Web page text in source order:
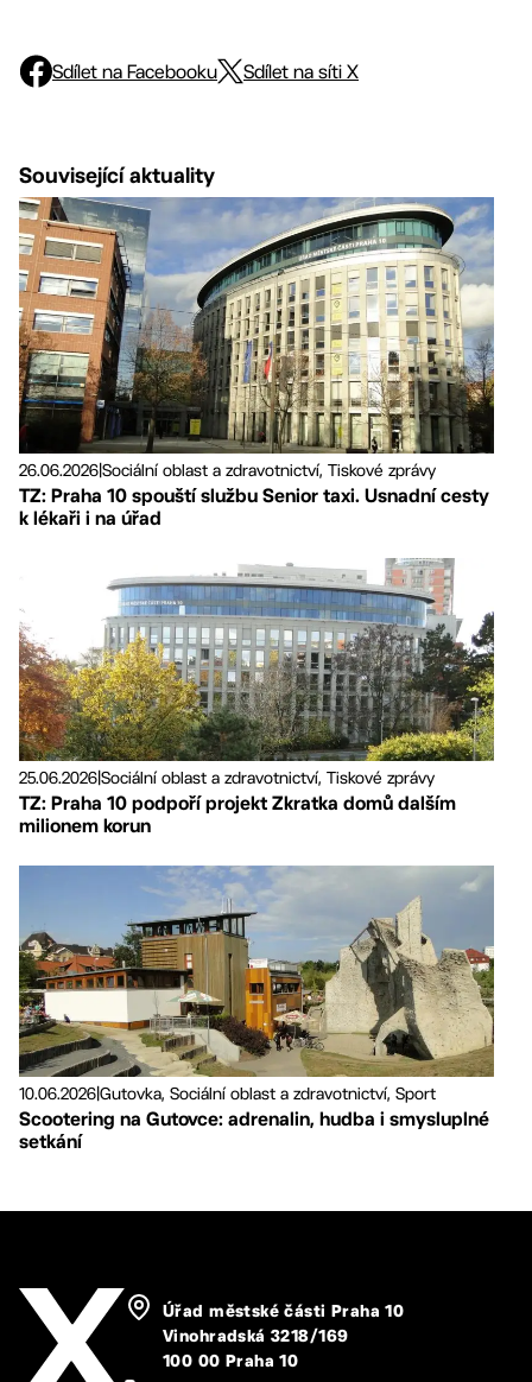
Sdílet na Facebooku Sdílet na síti X
Související aktuality
26.06.2026Sociální oblast a zdravotnictví, Tiskové zprávy
TZ: Praha 10 spouští službu Senior taxi. Usnadní cesty
k lékaři i na úřad
25.06.2026Sociální oblast a zdravotnictví, Tiskové zprávy
TZ: Praha 10 podpoří projekt Zkratka domů dalším
milionem korun
10.06.2026Gutovka, Sociální oblast a zdravotnictví, Sport
Scootering na Gutovce: adrenalin, hudba i smysluplné
setkání
Úřad městské části Praha 10
Vinohradská 3218/169
100 00 Praha 10